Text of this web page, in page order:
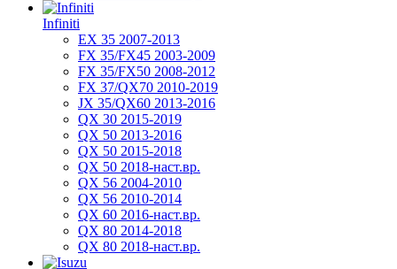
Infiniti
EX 35 2007-2013
FX 35/FX45 2003-2009
FX 35/FX50 2008-2012
FX 37/QX70 2010-2019
JX 35/QX60 2013-2016
QX 30 2015-2019
QX 50 2013-2016
QX 50 2015-2018
QX 50 2018-наст.вр.
QX 56 2004-2010
QX 56 2010-2014
QX 60 2016-наст.вр.
QX 80 2014-2018
QX 80 2018-наст.вр.